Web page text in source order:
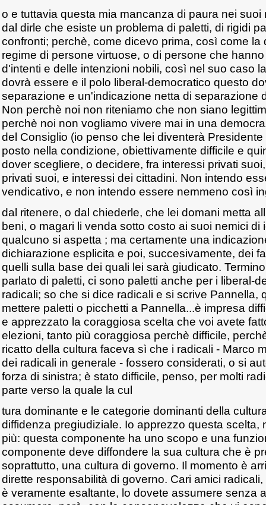
o e tuttavia questa mia mancanza di paura nei suoi
dal dirle che esiste un problema di paletti, di rigidi
confronti; perchè, come dicevo prima, così come la
regime di persone virtuose, o di persone che
d'intenti e delle intenzioni nobili, così nel suo caso
dovrà essere e il polo liberal-democratico questo
separazione e un'indicazione netta di separazione
Non perchè noi non riteniamo che non siano
perchè noi non vogliamo vivere mai in una
del Consiglio (io penso che lei diventerà
posto nella condizione, obiettivamente difficile e
dover scegliere, o decidere, fra interessi privati
privati suoi, e interessi dei cittadini. Non intendo
vendicativo, e non intendo essere nemmeno così
dal ritenere, o dal chiederle, che lei domani metta
beni, o magari li venda sotto costo ai suoi nemici di
qualcuno si aspetta ; ma certamente una
dichiarazione esplicita e poi, succesivamente, dei
quelli sulla base dei quali lei sarà giudicato.
parlato di paletti, ci sono paletti anche per i liberal-
radicali; so che si dice radicali e si scrive Pannella,
mettere paletti o picchetti a Pannella...è impresa
e apprezzato la coraggiosa scelta che voi avete
elezioni, tanto più coraggiosa perchè difficile,
ricatto della cultura faceva sì che i radicali - Marco
dei radicali in generale - fossero considerati, o si
forza di sinistra; è stato difficile, penso, per molti
parte verso la quale la cul
tura dominante e le categorie dominanti della
diffidenza pregiudiziale. Io apprezzo questa scelta,
più: questa componente ha uno scopo e una
componente deve diffondere la sua cultura che è
soprattutto, una cultura di governo. Il momento è
dirette responsabilità di governo. Cari amici
è veramente esaltante, lo dovete assumere senza